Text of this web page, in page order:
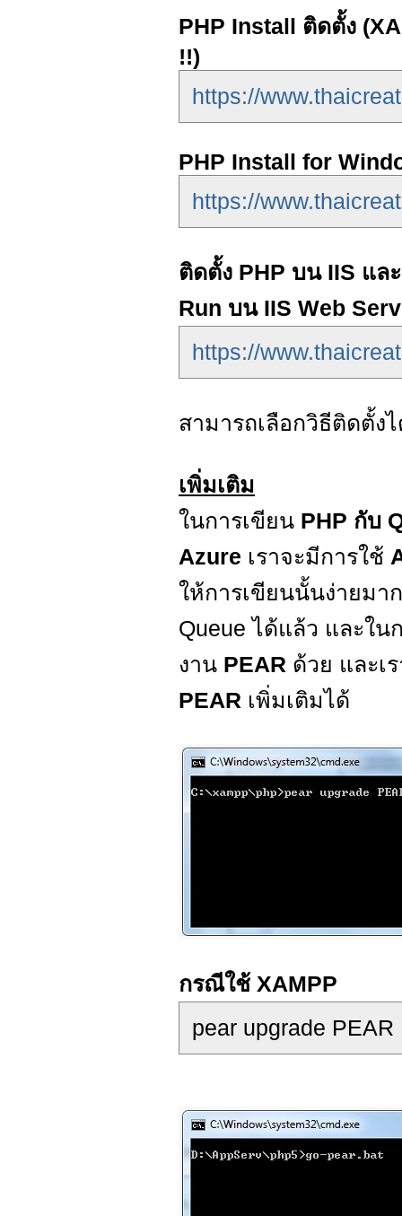
PHP Install ติดตั้ง
!!)
https://
PHP Install for
https://
ติดตั้ง PHP บน IIS แล
Run บน IIS Web
https://
สามารถเลือกวิธีติดตั้ง
เพิ่มเติม
ในการเขียน PHP กับ
Azure เราจะมีการใช้
ให้การเขียนนั้นง่ายมา
Queue ได้แล้ว และใน
งาน PEAR ด้วย และเ
PEAR เพิ่มเติมได้
กรณีใช้ XAMPP
pear upgrade PEAR